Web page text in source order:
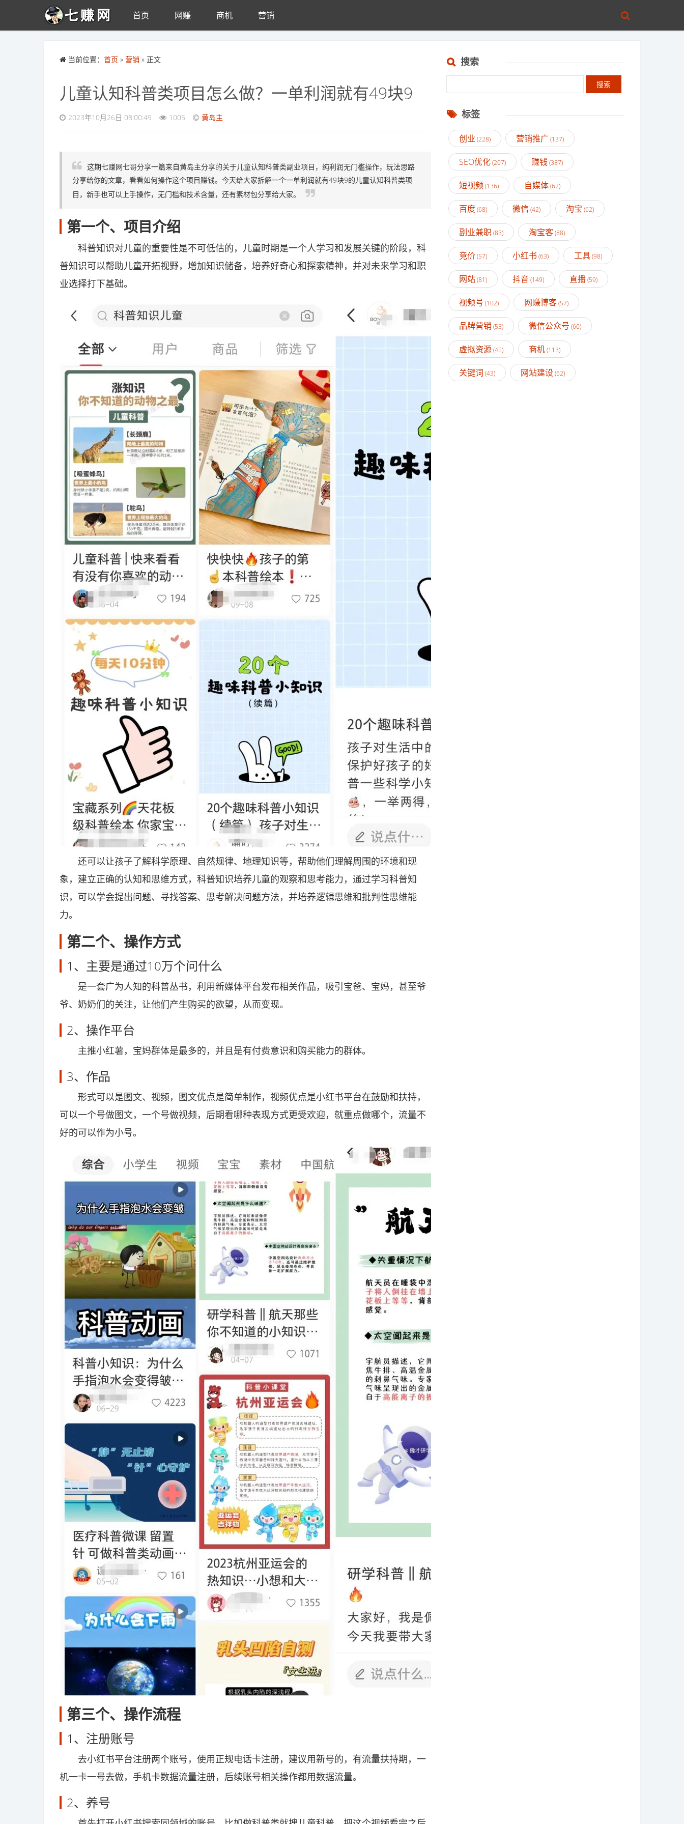
首页 网赚 商机 营销
当前位置： 首页 » 营销 » 正文
儿童认知科普类项目怎么做？一单利润就有49块9
2023年10月26日 08:00:49 1005 黄岛主
这期七赚网七哥分享一篇来自黄岛主分享的关于儿童认知科普类副业项目，纯利润无门槛操作，玩法思路
分享给你的文章，看看如何操作这个项目赚钱。今天给大家拆解一个一单利润就有49块9的儿童认知科普类项
目，新手也可以上手操作，无门槛和技术含量，还有素材包分享给大家。
第一个、项目介绍
科普知识对儿童的重要性是不可低估的，儿童时期是一个人学习和发展关键的阶段，科
普知识可以帮助儿童开拓视野，增加知识储备，培养好奇心和探索精神，并对未来学习和职
业选择打下基础。
还可以让孩子了解科学原理、自然规律、地理知识等，帮助他们理解周围的环境和现
象，建立正确的认知和思维方式，科普知识培养儿童的观察和思考能力，通过学习科普知
识，可以学会提出问题、寻找答案、思考解决问题方法，并培养逻辑思维和批判性思维能
力。
第二个、操作方式
1、主要是通过10万个问什么
是一套广为人知的科普丛书，利用新媒体平台发布相关作品，吸引宝爸、宝妈，甚至爷
爷、奶奶们的关注，让他们产生购买的欲望，从而变现。
2、操作平台
主推小红薯，宝妈群体是最多的，并且是有付费意识和购买能力的群体。
3、作品
形式可以是图文、视频，图文优点是简单制作，视频优点是小红书平台在鼓励和扶持，
可以一个号做图文，一个号做视频，后期看哪种表现方式更受欢迎，就重点做哪个，流量不
好的可以作为小号。
第三个、操作流程
1、注册账号
去小红书平台注册两个账号，使用正规电话卡注册，建议用新号的，有流量扶持期，一
机一卡一号去做，手机卡数据流量注册，后续账号相关操作都用数据流量。
2、养号
搜索
标签
创业 (228) 营销推广 (137)
SEO优化(207) 赚钱(387)
短视频(136) 自媒体(62)
百度(68) 微信(42) 淘宝 (62)
副业兼职 (83) 淘宝客(88)
竞价(57) 小红书 (63) 工具(98)
网站(81) 抖音(149) 直播(59)
视频号 (102) 网赚博客(57)
品牌营销 (53) 微信公众号 (60)
虚拟资源(45) 商机(113)
关键词 (43) 网站建设(62)